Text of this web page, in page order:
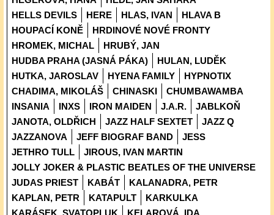
HELLS DEVILS
HERE HLAS, IVAN
HLAVA B
HOUPACÍ KONĚ
HRDINOVÉ NOVÉ FRONTY
HROMEK, MICHAL
HRUBÝ, JAN
HUDBA PRAHA (JASNÁ PÁKA)
HULAN, LUDĚK
HUTKA, JAROSLAV
HYENA FAMILY
HYPNOTIX
CHADIMA, MIKOLÁŠ
CHINASKI
CHUMBAWAMBA
INSANIA
INXS IRON MAIDEN J.A.R.
JABLKOŇ
JANOTA, OLDŘICH
JAZZ HALF SEXTET
JAZZ Q
JAZZANOVA
JEFF BIOGRAF BAND
JESS
JETHRO TULL
JIROUS, IVAN MARTIN
JOLLY JOKER & PLASTIC BEATLES OF THE UNIVERSE
JUDAS PRIEST
KABÁT
KALANADRA, PETR
KAPLAN, PETR
KATAPULT
KARKULKA
KARÁSEK, SVATOPLUK
KELAROVÁ, IDA